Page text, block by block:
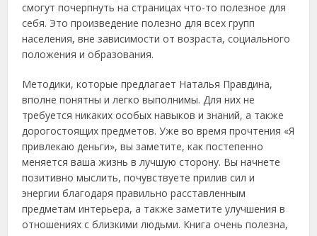
смогут почерпнуть на страницах что-то полезное для
себя. Это произведение полезно для всех групп
населения, вне зависимости от возраста, социального
положения и образования.
Методики, которые предлагает Наталья Правдина,
вполне понятны и легко выполнимы. Для них не
требуется никаких особых навыков и знаний, а также
дорогостоящих предметов. Уже во время прочтения «Я
привлекаю деньги», вы заметите, как постепенно
меняется ваша жизнь в лучшую сторону. Вы начнете
позитивно мыслить, почувствуете прилив сил и
энергии благодаря правильно расставленным
предметам интерьера, а также заметите улучшения в
отношениях с близкими людьми. Книга очень полезна,